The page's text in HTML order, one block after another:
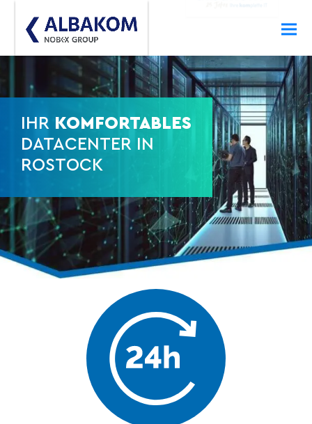
IHR KOMFORTABLES
DATACENTER IN
ROSTOCK